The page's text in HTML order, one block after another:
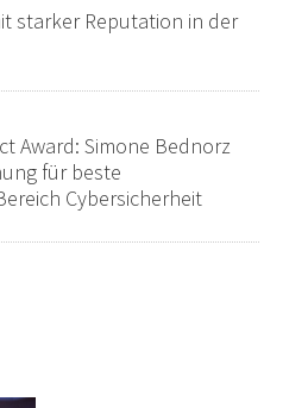
starker Reputation in der
Award: Simone Bednorz
für beste
Cybersicherheit